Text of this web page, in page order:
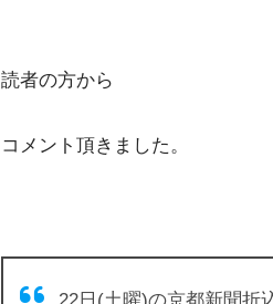
読者の方から
コメント頂きました。